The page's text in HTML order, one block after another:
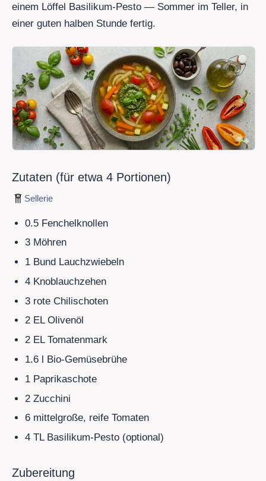
einem Löffel Basilikum-Pesto — Sommer im Teller, in
einer guten halben Stunde fertig.
Zutaten (für etwa 4 Portionen)
Sellerie
0.5 Fenchelknollen
3 Möhren
1 Bund Lauchzwiebeln
4 Knoblauchzehen
3 rote Chilischoten
2 EL Olivenöl
2 EL Tomatenmark
1.6 l Bio-Gemüsebrühe
1 Paprikaschote
2 Zucchini
6 mittelgroße, reife Tomaten
4 TL Basilikum-Pesto (optional)
Zubereitung